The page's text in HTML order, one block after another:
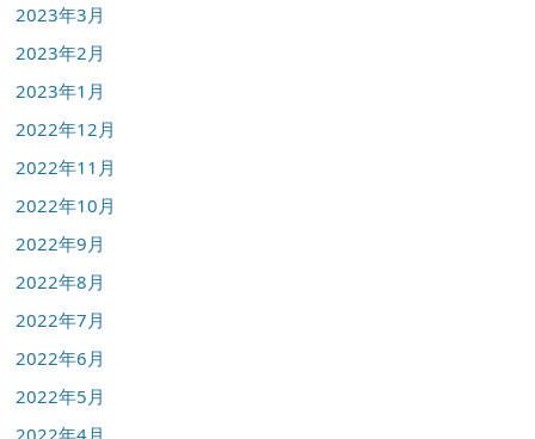
2023年3月
2023年2月
2023年1月
2022年12月
2022年11月
2022年10月
2022年9月
2022年8月
2022年7月
2022年6月
2022年5月
2022年4月